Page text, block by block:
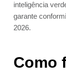
inteligência
garante
2026.
Como